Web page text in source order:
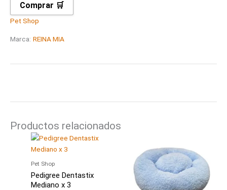
Comprar 🛒
Pet Shop
Marca: REINA MIA
Productos relacionados
Pet Shop
Pedigree Dentastix
Mediano x 3